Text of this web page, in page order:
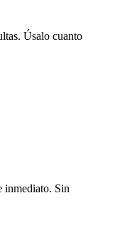
Úsalo cuanto
inmediato. Sin